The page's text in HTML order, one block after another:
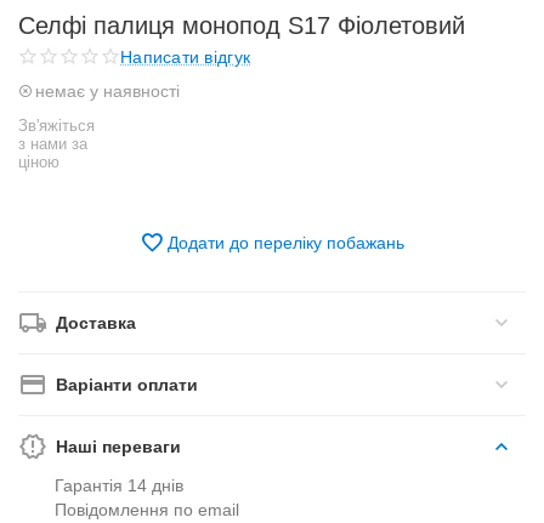
Селфі палиця монопод S17 Фіолетовий
Написати відгук
немає у наявності
Зв'яжіться
з нами за
ціною
Додати до переліку побажань
Доставка
Варіанти оплати
Наші переваги
Гарантія 14 днів
Повідомлення по email